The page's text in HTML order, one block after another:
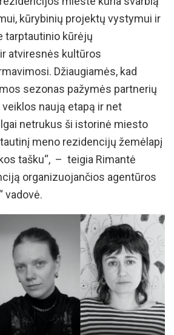
kūrybinių projektų vystymui ir
tarptautinio kūrėjų
atviresnės kultūros
Džiaugiamės, kad
sezonas pažymės partnerių
veiklos naują etapą ir net
netrukus ši istorinė miesto
meno rezidencijų žemėlapį
tašku“, – teigia Rimantė
organizuojančios agentūros
vadovė.